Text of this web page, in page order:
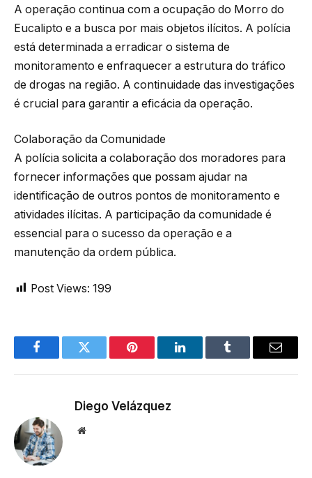
A operação continua com a ocupação do Morro do
Eucalipto e a busca por mais objetos ilícitos. A polícia
está determinada a erradicar o sistema de
monitoramento e enfraquecer a estrutura do tráfico
de drogas na região. A continuidade das investigações
é crucial para garantir a eficácia da operação.
Colaboração da Comunidade
A polícia solicita a colaboração dos moradores para
fornecer informações que possam ajudar na
identificação de outros pontos de monitoramento e
atividades ilícitas. A participação da comunidade é
essencial para o sucesso da operação e a
manutenção da ordem pública.
Post Views: 199
FacebookTwitter Pinterest LinkedInTumblr Email
Diego Velázquez
Website